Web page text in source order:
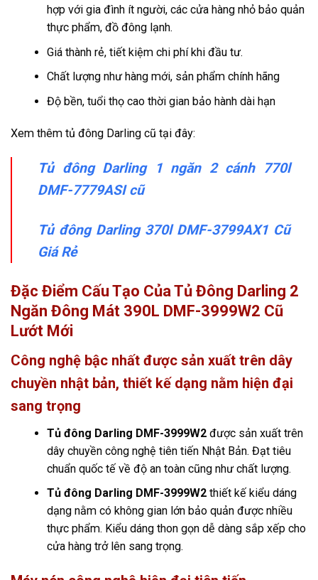
hợp với gia đình ít người, các cửa hàng nhỏ bảo quản
thực phẩm, đồ đông lạnh.
Giá thành rẻ, tiết kiệm chi phí khi đầu tư.
Chất lượng như hàng mới, sản phẩm chính hãng
Độ bền, tuổi thọ cao thời gian bảo hành dài hạn
Xem thêm tủ đông Darling cũ tại đây:
Tủ đông Darling 1 ngăn 2 cánh 770l
DMF-7779ASI cũ
Tủ đông Darling 370l DMF-3799AX1 Cũ
Giá Rẻ
Đặc Điểm Cấu Tạo Của Tủ Đông Darling 2
Ngăn Đông Mát 390L DMF-3999W2 Cũ
Lướt Mới
Công nghệ bậc nhất được sản xuất trên dây
chuyền nhật bản, thiết kế dạng nằm hiện đại
sang trọng
Tủ đông Darling DMF-3999W2 được sản xuất trên
dây chuyền công nghệ tiên tiến Nhật Bản. Đạt tiêu
chuẩn quốc tế về độ an toàn cũng như chất lượng.
Tủ đông Darling DMF-3999W2 thiết kế kiểu dáng
dạng nằm có không gian lớn bảo quản được nhiều
thực phẩm. Kiểu dáng thon gọn dễ dàng sắp xếp cho
cửa hàng trở lên sang trọng.